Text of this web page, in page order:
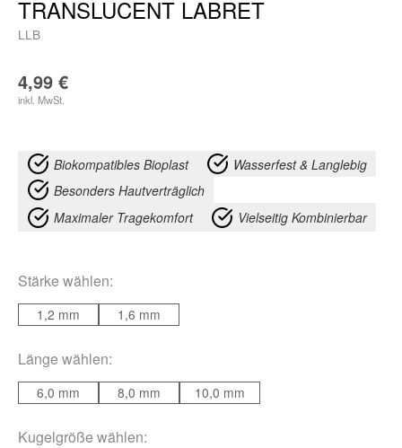
TRANSLUCENT LABRET
LLB
4,99 €
inkl. MwSt.
Biokompatibles Bioplast
Wasserfest & Langlebig
Besonders Hautverträglich
Maximaler Tragekomfort
Vielseitig Kombinierbar
Stärke wählen:
1,2 mm 1,6 mm
Länge wählen:
6,0 mm 8,0 mm 10,0 mm
Kugelgröße wählen: